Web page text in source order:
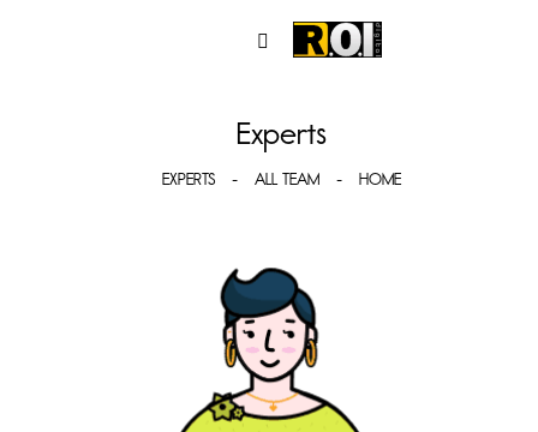
Experts
HOME
ALL TEAM
EXPERTS